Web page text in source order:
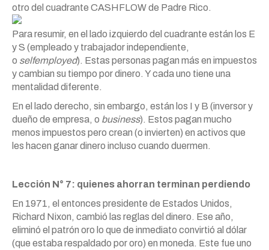
otro del cuadrante CASHFLOW de Padre Rico.
Para resumir, en el lado izquierdo del cuadrante están los E
y S (empleado y trabajador independiente,
o selfemployed). Estas personas pagan más en impuestos
y cambian su tiempo por dinero. Y cada uno tiene una
mentalidad diferente.
En el lado derecho, sin embargo, están los I y B (inversor y
dueño de empresa, o business). Estos pagan mucho
menos impuestos pero crean (o invierten) en activos que
les hacen ganar dinero incluso cuando duermen.
Lección N° 7: quienes ahorran terminan perdiendo
En 1971, el entonces presidente de Estados Unidos,
Richard Nixon, cambió las reglas del dinero. Ese año,
eliminó el patrón oro lo que de inmediato convirtió al dólar
(que estaba respaldado por oro) en moneda. Este fue uno